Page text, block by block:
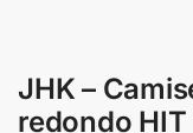
JHK –
redondo HIT